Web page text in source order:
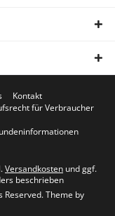
Kontakt
für Verbraucher
Versandkosten und ggf.
beschrieben
Theme by